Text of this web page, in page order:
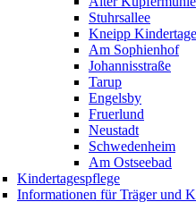
Stuhrsallee
Kneipp
Am Sophienhof
Johannisstraße
Tarup
Engelsby
Fruerlund
Neustadt
Schwedenheim
Am Ostseebad
Kindertagespflege
Informationen für Träger und